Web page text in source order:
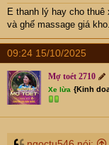
chưa có chứng
với thỏa thuận tỷ
được phần mình
Chốt lại
- Mợ nên đòi CK
- Hợp đồng môi
không có chứng
giới cho chính
E thanh lý hay cho
và ghế massage giá
09:24 15/10/2025
Mợ toét 2710
Xe lừa {Kinh